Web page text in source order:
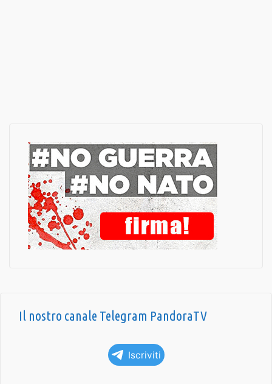
Il nostro canale Telegram PandoraTV
Iscriviti